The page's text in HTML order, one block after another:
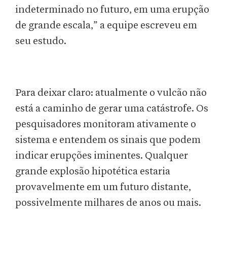
indeterminado no futuro, em uma erupção
de grande escala,” a equipe escreveu em
seu estudo.
Para deixar claro: atualmente o vulcão não
está a caminho de gerar uma catástrofe. Os
pesquisadores monitoram ativamente o
sistema e entendem os sinais que podem
indicar erupções iminentes. Qualquer
grande explosão hipotética estaria
provavelmente em um futuro distante,
possivelmente milhares de anos ou mais.